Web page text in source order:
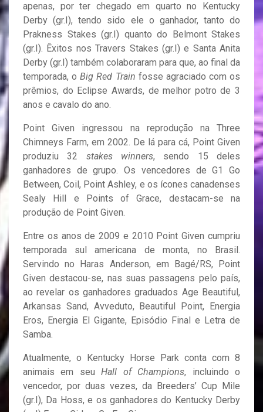
apenas, por ter chegado em quarto no Kentucky
Derby (gr.I), tendo sido ele o ganhador, tanto do
Prakness Stakes (gr.I) quanto do Belmont Stakes
(gr.I). Êxitos nos Travers Stakes (gr.I) e Santa Anita
Derby (gr.I) também colaboraram para que, ao final da
temporada, oBig Red Train fosse agraciado com os
prêmios, do Eclipse Awards, de melhor potro de 3
anos e cavalo do ano.
Point Given ingressou na reprodução na Three
Chimneys Farm, em 2002. De lá para cá, Point Given
produziu 32 stakes winners, sendo 15 deles
ganhadores de grupo. Os vencedores de G1 Go
Between, Coil, Point Ashley, e os ícones canadenses
Sealy Hill e Points of Grace, destacam-se na
produção de Point Given.
Entre os anos de 2009 e 2010 Point Given cumpriu
temporada sul americana de monta, no Brasil.
Servindo no Haras Anderson, em Bagé/RS, Point
Given destacou-se, nas suas passagens pelo país,
ao revelar os ganhadores graduados Age Beautiful,
Arkansas Sand, Avveduto, Beautiful Point, Energia
Eros, Energia El Gigante, Episódio Final e Letra de
Samba.
Atualmente, o Kentucky Horse Park conta com 8
animais em seuHall of Champions, incluindo o
vencedor, por duas vezes, da Breeders’ Cup Mile
(gr.I), Da Hoss, e os ganhadores do Kentucky Derby